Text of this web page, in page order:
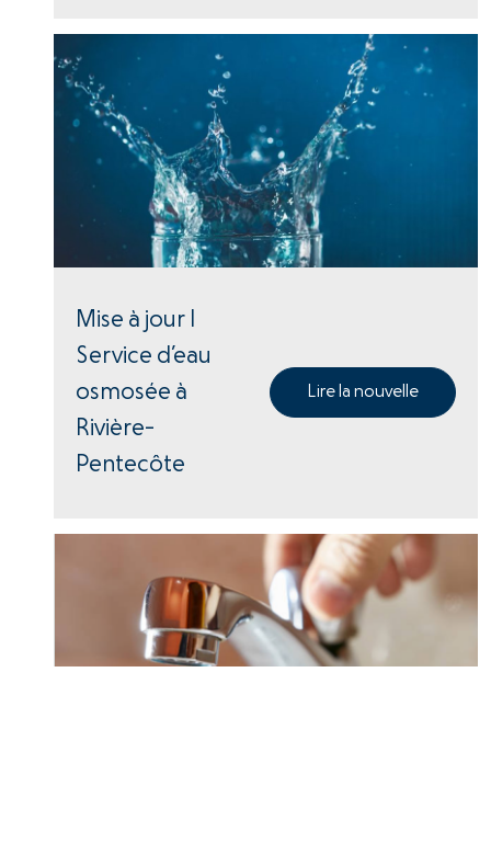
Mise à jour |
Service d’eau
osmosée à
Rivière-
Pentecôte
Lire la nouvelle